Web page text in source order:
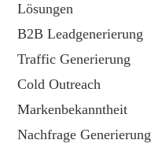
Lösungen
B2B Leadgenerierung
Traffic Generierung
Cold Outreach
Markenbekanntheit
Nachfrage Generierung